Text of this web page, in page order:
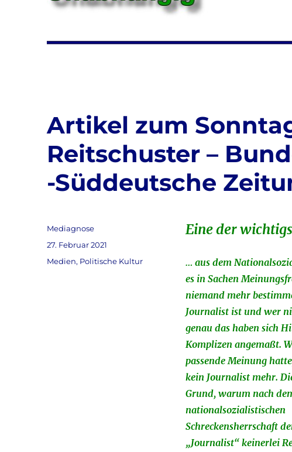
Artikel zum
Reitschuster –
-Süddeutsche
Eine der
… aus dem
es in Sachen
niemand mehr
Journalist ist und wer
genau das haben sich
Komplizen angemaßt.
passende Meinung
kein Journalist mehr.
Grund, warum nach
nationalsozialistischen
Schreckensherrschaft
„Journalist“ keinerlei
Autor
Mediagnose
Veröffentlicht
27. Februar 2021
Kategorien
Medien, Politische Kultur